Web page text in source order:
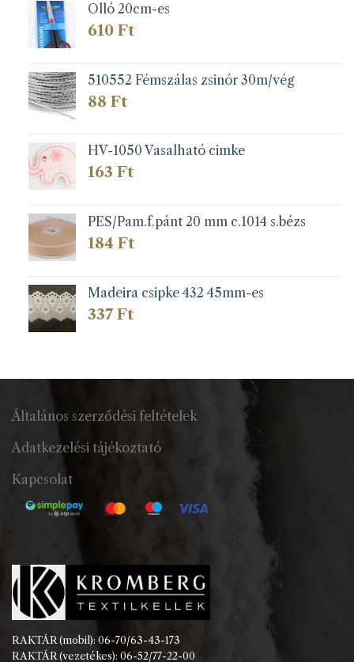
Olló 20cm-es
610 Ft
510552 Fémszálas zsinór 30m/vég
88 Ft
HV-1050 Vasalható cimke
163 Ft
PES/Pam.f.pánt 20 mm c.1014 s.bézs
184 Ft
Madeira csipke 432 45mm-es
337 Ft
Általános szerződési feltételek
Adatkezelési tájékoztató
Kapcsolat
RAKTÁR (mobil): 06-70/63-43-173
RAKTÁR (vezetékes): 06-52/77-22-00